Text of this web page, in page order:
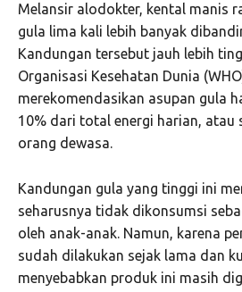
Melansir alodokter, kental manis
gula lima kali lebih banyak
Kandungan tersebut jauh lebih
Organisasi Kesehatan Dunia
merekomendasikan asupan gula
10% dari total energi harian, atau
orang dewasa.
Kandungan gula yang tinggi ini
seharusnya tidak dikonsumsi
oleh anak-anak. Namun, karena
sudah dilakukan sejak lama dan
menyebabkan produk ini masih